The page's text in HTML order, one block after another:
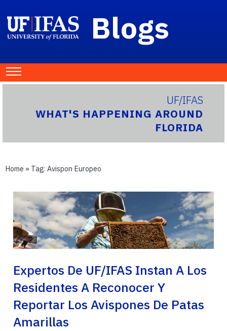
Blogs
UF/IFAS
WHAT'S HAPPENING AROUND
FLORIDA
Home » Tag: Avispon Europeo
Expertos De UF/IFAS Instan A Los
Residentes A Reconocer Y
Reportar Los Avispones De Patas
Amarillas